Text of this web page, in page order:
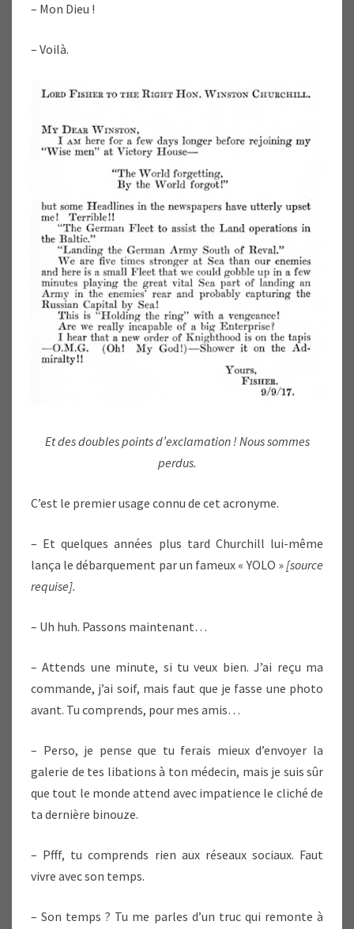
– Mon Dieu !
– Voilà.
Et des doubles points d’exclamation ! Nous sommes
perdus.
C’est le premier usage connu de cet acronyme.
– Et quelques années plus tard Churchill lui-même
lança le débarquement par un fameux « YOLO »[source
requise].
– Uh huh. Passons maintenant…
– Attends une minute, si tu veux bien. J’ai reçu ma
commande, j’ai soif, mais faut que je fasse une photo
avant. Tu comprends, pour mes amis…
– Perso, je pense que tu ferais mieux d’envoyer la
galerie de tes libations à ton médecin, mais je suis sûr
que tout le monde attend avec impatience le cliché de
ta dernière binouze.
– Pfff, tu comprends rien aux réseaux sociaux. Faut
vivre avec son temps.
– Son temps ? Tu me parles d’un truc qui remonte à